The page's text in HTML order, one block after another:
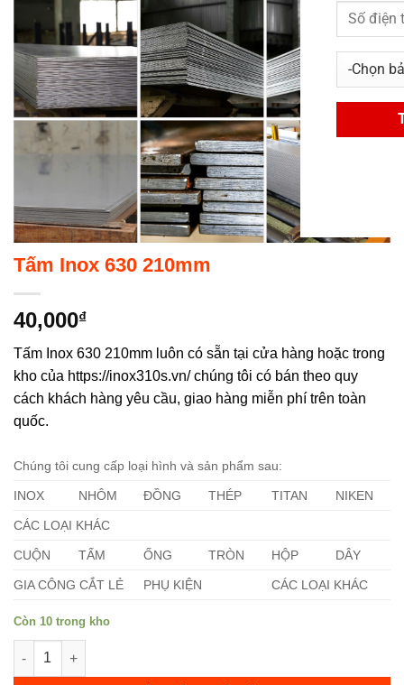
Tấm Inox 630 210mm
40,000₫
Tấm Inox 630 210mm luôn có sẵn tại cửa hàng hoặc trong
kho của https://inox310s.vn/ chúng tôi có bán theo quy
cách khách hàng yêu cầu, giao hàng miễn phí trên toàn
quốc.
Chúng tôi cung cấp loại hình và sản phẩm sau:
INOX NHÔM ĐỒNG THÉP TITAN NIKEN
CÁC LOẠI KHÁC
CUỘN TẤM ỐNG TRÒN HỘP DÂY
GIA CÔNG CẮT LẺ PHỤ KIỆN CÁC LOẠI KHÁC
Còn 10 trong kho
Tấm Inox 630 210mm số lượng